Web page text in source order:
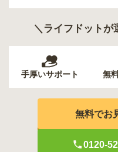
＼ライフドットが
手厚いサポート 無
無料でお
0120-